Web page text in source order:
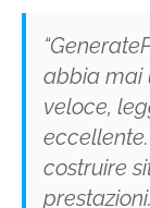
abbia mai
veloce,
costruire